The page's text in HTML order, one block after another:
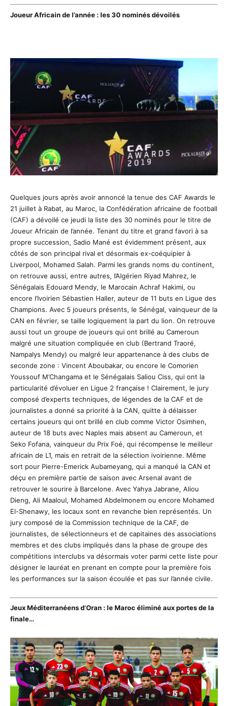
Joueur Africain de l’année : les 30 nominés dévoilés
Quelques jours après avoir annoncé la tenue des CAF Awards le
21 juillet à Rabat, au Maroc, la Confédération africaine de football
(CAF) a dévoilé ce jeudi la liste des 30 nominés pour le titre de
Joueur Africain de l’année. Tenant du titre et grand favori à sa
propre succession, Sadio Mané est évidemment présent, aux
côtés de son principal rival et désormais ex-coéquipier à
Liverpool, Mohamed Salah. Parmi les grands noms du continent,
on retrouve aussi, entre autres, l’Algérien Riyad Mahrez, le
Sénégalais Edouard Mendy, le Marocain Achraf Hakimi, ou
encore l’Ivoirien Sébastien Haller, auteur de 11 buts en Ligue des
Champions. Avec 5 joueurs présents, le Sénégal, vainqueur de la
CAN en février, se taille logiquement la part du lion. On retrouve
aussi tout un groupe de joueurs qui ont brillé au Cameroun
malgré une situation compliquée en club (Bertrand Traoré,
Nampalys Mendy) ou malgré leur appartenance à des clubs de
seconde zone : Vincent Aboubakar, ou encore le Comorien
Youssouf M’Changama et le Sénégalais Saliou Ciss, qui ont la
particularité d’évoluer en Ligue 2 française ! Clairement, le jury
composé d’experts techniques, de légendes de la CAF et de
journalistes a donné sa priorité à la CAN, quitte à délaisser
certains joueurs qui ont brillé en club comme Victor Osimhen,
auteur de 18 buts avec Naples mais absent au Cameroun, et
Seko Fofana, vainqueur du Prix Foé, qui récompense le meilleur
africain de L1, mais en retrait de la sélection ivoirienne. Même
sort pour Pierre-Emerick Aubameyang, qui a manqué la CAN et
déçu en première partie de saison avec Arsenal avant de
retrouver le sourire à Barcelone. Avec Yahya Jabrane, Aliou
Dieng, Ali Maaloul, Mohamed Abdelmonem ou encore Mohamed
El-Shenawy, les locaux sont en revanche bien représentés. Un
jury composé de la Commission technique de la CAF, de
journalistes, de sélectionneurs et de capitaines des associations
membres et des clubs impliqués dans la phase de groupe des
compétitions interclubs va désormais voter parmi cette liste pour
désigner le lauréat en prenant en compte pour la première fois
les performances sur la saison écoulée et pas sur l’année civile.
Jeux Méditerranéens d’Oran : le Maroc éliminé aux portes de la
finale…